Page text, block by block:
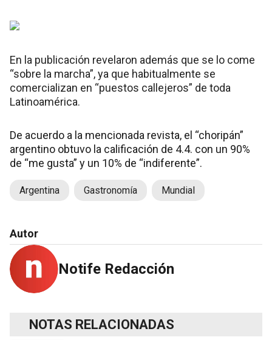
En la publicación revelaron además que se lo come
“sobre la marcha”, ya que habitualmente se
comercializan en “puestos callejeros” de toda
Latinoamérica.
De acuerdo a la mencionada revista, el “choripán”
argentino obtuvo la calificación de 4.4. con un 90%
de “me gusta” y un 10% de “indiferente”.
Argentina Gastronomía Mundial
Autor
Notife Redacción
NOTAS RELACIONADAS